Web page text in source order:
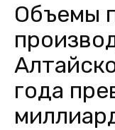
Объемы
года